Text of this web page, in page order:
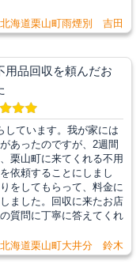
北海道栗山町雨煙別 吉田
用品回収を頼んだお
しています。我が家には
あったのですが、2週間
栗山町に来てくれる不用
依頼することにしまし
をしてもらって、料金に
ました。回収に来たお店
質問に丁寧に答えてくれ
北海道栗山町大井分 鈴木